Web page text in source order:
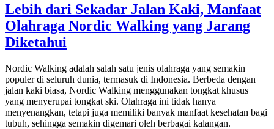
Lebih dari Sekadar Jalan Kaki, Manfaat
Olahraga Nordic Walking yang Jarang
Diketahui
Nordic Walking adalah salah satu jenis olahraga yang semakin
populer di seluruh dunia, termasuk di Indonesia. Berbeda dengan
jalan kaki biasa, Nordic Walking menggunakan tongkat khusus
yang menyerupai tongkat ski. Olahraga ini tidak hanya
menyenangkan, tetapi juga memiliki banyak manfaat kesehatan bagi
tubuh, sehingga semakin digemari oleh berbagai kalangan.